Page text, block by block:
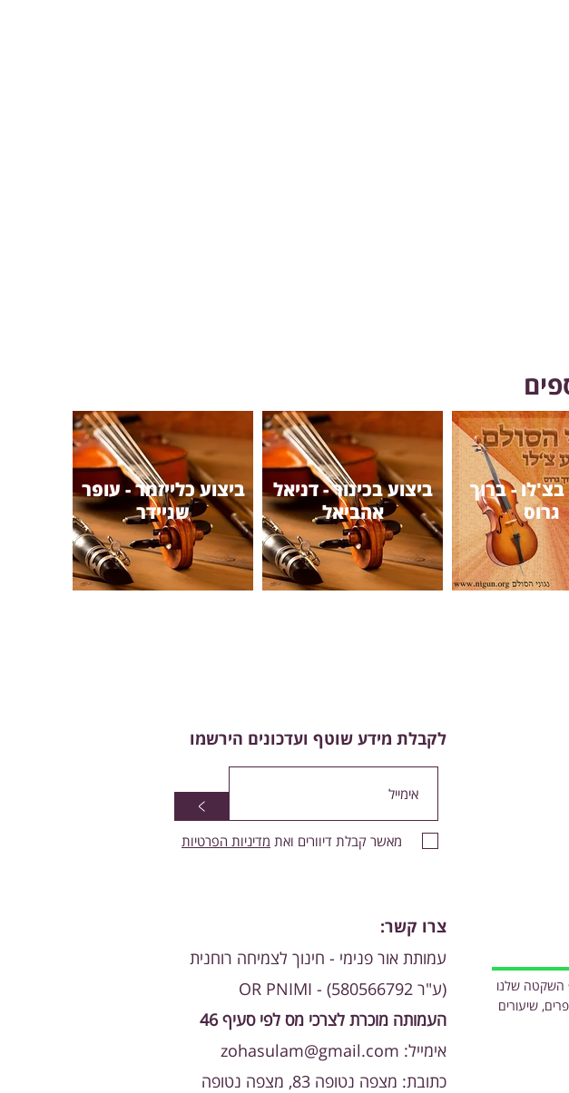
ביצוע כלייזמר - עופר
שניידר
ביצוע בכינור - דניאל
אהביאל
בצ'לו - ברוך
גרוס
לקבלת מידע שוטף ועדכונים הירשמו
>
מאשר קבלת דיוורים ואת מדיניות הפרטיות
צרו קשר:
עמותת אור פנימי - חינוך לצמיחה רוחנית
(ע"ר 580566792) - OR PNIMI
העמותה מוכרת לצרכי מס לפי סעיף 46
אימייל: zohasulam@gmail.com
כתובת: מצפה נטופה 83, מצפה נטופה
השקטה שלנו
שיעורים